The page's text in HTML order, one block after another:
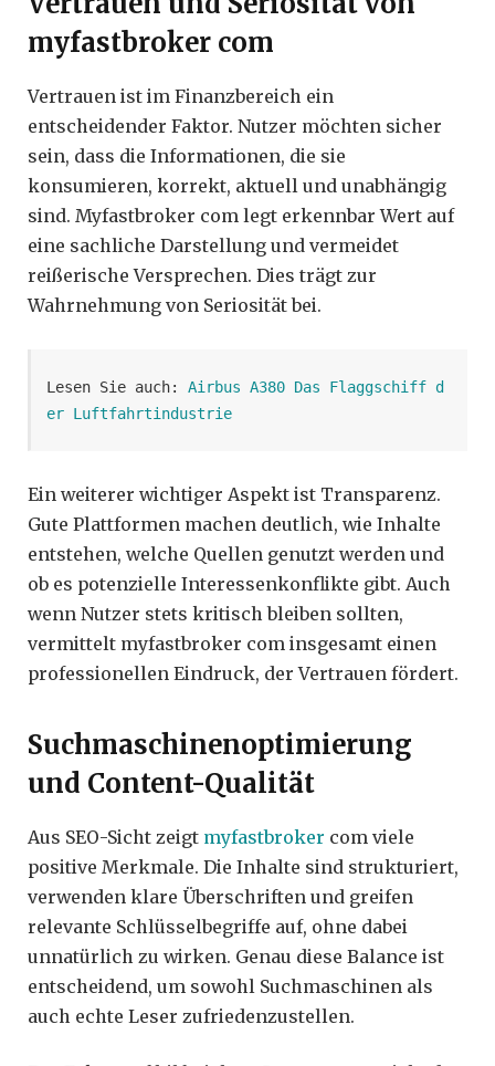
myfastbroker com
Vertrauen ist im Finanzbereich ein
entscheidender Faktor. Nutzer möchten sicher
sein, dass die Informationen, die sie
konsumieren, korrekt, aktuell und unabhängig
sind. Myfastbroker com legt erkennbar Wert auf
eine sachliche Darstellung und vermeidet
reißerische Versprechen. Dies trägt zur
Wahrnehmung von Seriosität bei.
Lesen Sie auch: Airbus A380 Das Flaggschiff d
er Luftfahrtindustrie
Ein weiterer wichtiger Aspekt ist Transparenz.
Gute Plattformen machen deutlich, wie Inhalte
entstehen, welche Quellen genutzt werden und
ob es potenzielle Interessenkonflikte gibt. Auch
wenn Nutzer stets kritisch bleiben sollten,
vermittelt myfastbroker com insgesamt einen
professionellen Eindruck, der Vertrauen fördert.
Suchmaschinenoptimierung
und Content-Qualität
Aus SEO-Sicht zeigt myfastbroker com viele
positive Merkmale. Die Inhalte sind strukturiert,
verwenden klare Überschriften und greifen
relevante Schlüsselbegriffe auf, ohne dabei
unnatürlich zu wirken. Genau diese Balance ist
entscheidend, um sowohl Suchmaschinen als
auch echte Leser zufriedenzustellen.